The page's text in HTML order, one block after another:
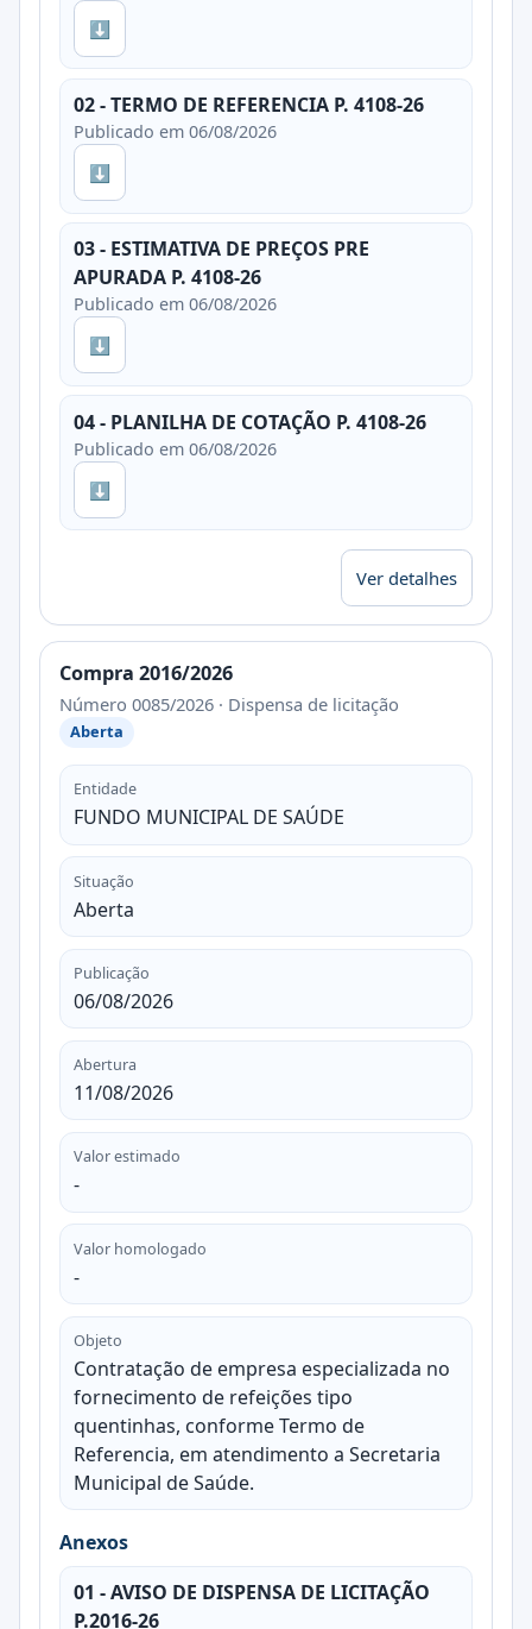
⬇
02 - TERMO DE REFERENCIA P. 4108-26
Publicado em 06/08/2026
⬇
03 - ESTIMATIVA DE PREÇOS PRE
APURADA P. 4108-26
Publicado em 06/08/2026
⬇
04 - PLANILHA DE COTAÇÃO P. 4108-26
Publicado em 06/08/2026
⬇
Ver detalhes
Compra 2016/2026
Número 0085/2026 · Dispensa de licitação
Aberta
Entidade
FUNDO MUNICIPAL DE SAÚDE
Situação
Aberta
Publicação
06/08/2026
Abertura
11/08/2026
Valor estimado
-
Valor homologado
-
Objeto
Contratação de empresa especializada no
fornecimento de refeições tipo
quentinhas, conforme Termo de
Referencia, em atendimento a Secretaria
Municipal de Saúde.
Anexos
01 - AVISO DE DISPENSA DE LICITAÇÃO
P.2016-26